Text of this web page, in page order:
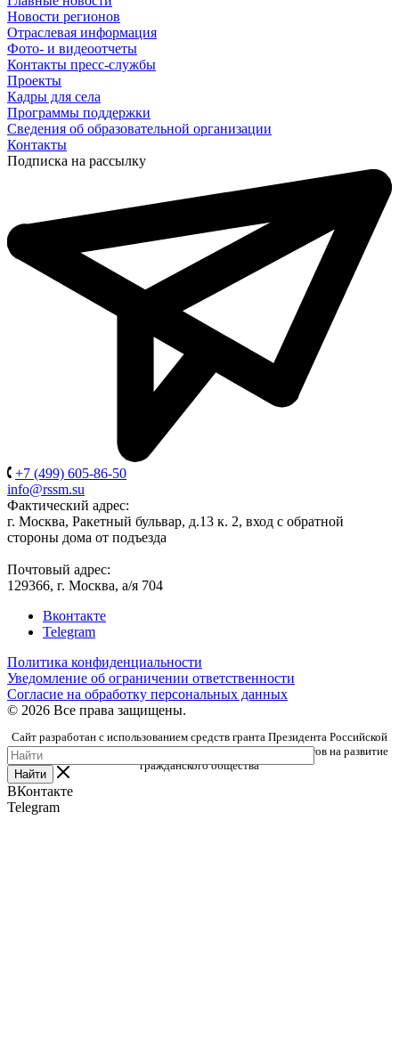
Новости регионов
Отраслевая информация
Фото- и видеоотчеты
Контакты пресс-службы
Проекты
Кадры для села
Программы поддержки
Сведения об образовательной организации
Контакты
Подписка на рассылку
+7 (499) 605-86-50
info@rssm.su
Фактический адрес:
г. Москва, Ракетный бульвар, д.13 к. 2, вход с обратной
стороны дома от подъезда
Почтовый адрес:
129366, г. Москва, а/я 704
Вконтакте
Telegram
Политика конфиденциальности
Уведомление об ограничении ответственности
Согласие на обработку персональных данных
© 2026 Все права защищены.
Сайт разработан с использованием средств гранта Президента Российской
Федерации, предоставленного Фондом президентских грантов на развитие
гражданского общества
Найти
ВКонтакте
Telegram